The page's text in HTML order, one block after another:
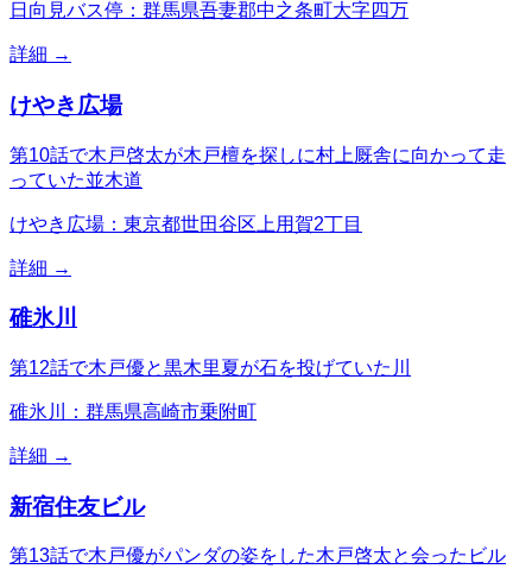
日向見バス停：群馬県吾妻郡中之条町大字四万
詳細 →
けやき広場
第10話で木戸啓太が木戸檀を探しに村上厩舎に向かって走
っていた並木道
けやき広場：東京都世田谷区上用賀2丁目
詳細 →
碓氷川
第12話で木戸優と黒木里夏が石を投げていた川
碓氷川：群馬県高崎市乗附町
詳細 →
新宿住友ビル
第13話で木戸優がパンダの姿をした木戸啓太と会ったビル